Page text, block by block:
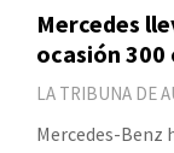
Mercedes
ocasión 300
LA TRIBUNA DE
Mercedes-Benz